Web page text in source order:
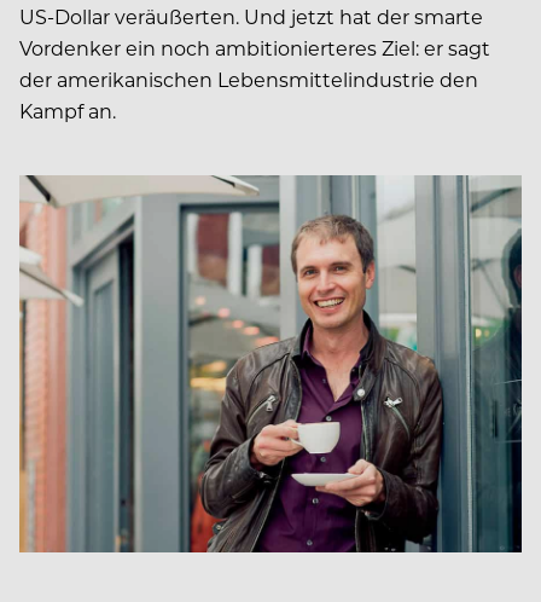
US-Dollar veräußerten. Und jetzt hat der smarte
Vordenker ein noch ambitionierteres Ziel: er sagt
der amerikanischen Lebensmittelindustrie den
Kampf an.